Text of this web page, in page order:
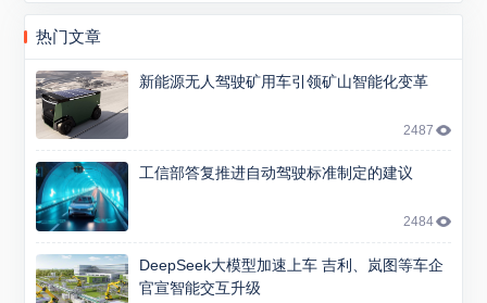
热门文章
新能源无人驾驶矿用车引领矿山智能化变革
2487
工信部答复推进自动驾驶标准制定的建议
2484
DeepSeek大模型加速上车 吉利、岚图等车企
官宣智能交互升级